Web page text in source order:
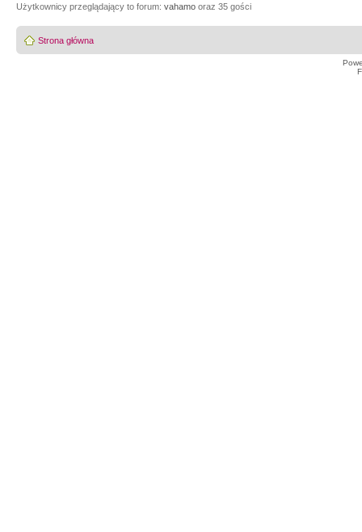
Użytkownicy przeglądający to forum: vahamo oraz 35 gości
Strona główna